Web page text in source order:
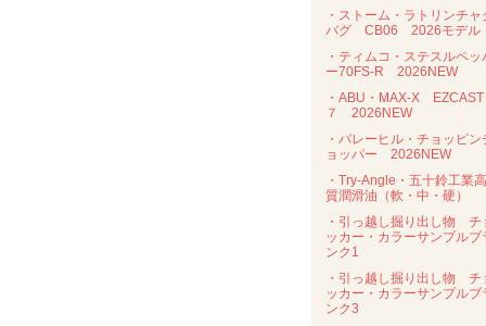
・ストーム・ラトリンチャ
バグ CB06 2026モデル
・ティムコ・ステスルペッ
ー70FS-R 2026NEW
・ABU・MAX-X EZCAST
７ 2026NEW
・バレーヒル・チョッピン
ョッパー 2026NEW
・Try-Angle・五十鈴工業
質潤滑油（軟・中・硬）
・引っ越し掘り出し物 チ
ッカー・カラーサンプルブ
ンク1
・引っ越し掘り出し物 チ
ッカー・カラーサンプルブ
ンク3